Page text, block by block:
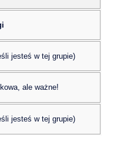
jesteś w tej grupie)
ale ważne!
jesteś w tej grupie)